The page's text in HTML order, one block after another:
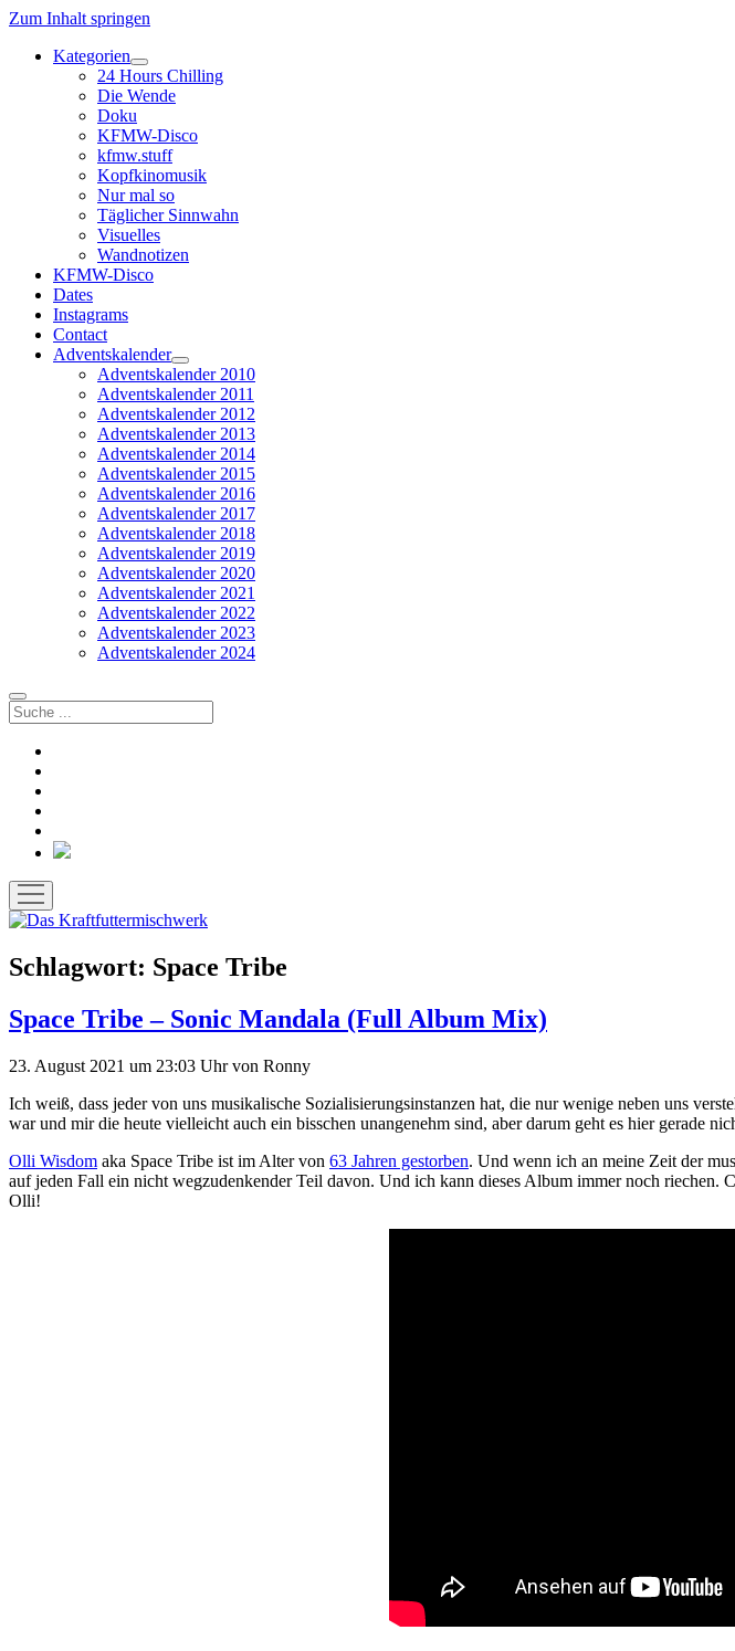
Zum Inhalt springen
Kategorien
Dropdown-
Menü
öffnen
24 Hours Chilling
Die Wende
Doku
KFMW-Disco
kfmw.stuff
Kopfkinomusik
Nur mal so
Täglicher Sinnwahn
Visuelles
Wandnotizen
KFMW-Disco
Dates
Instagrams
Contact
Adventskalender
Dropdown-
Menü
öffnen
Adventskalender 2010
Adventskalender 2011
Adventskalender 2012
Adventskalender 2013
Adventskalender 2014
Adventskalender 2015
Adventskalender 2016
Adventskalender 2017
Adventskalender 2018
Adventskalender 2019
Adventskalender 2020
Adventskalender 2021
Adventskalender 2022
Adventskalender 2023
Adventskalender 2024
Suchen
Bluesky
Menü
öffnen
Schlagwort: Space Tribe
Space Tribe – Sonic Mandala (Full Album Mix)
23. August 2021 um 23:03 Uhrvon Ronny
Ich weiß, dass jeder von uns musikalische Sozialisierungsinstanzen hat, die nur wenige neben uns
war und mir die heute vielleicht auch ein bisschen unangenehm sind, aber darum geht es hier gerade
Olli Wisdom aka Space Tribe ist im Alter von 63 Jahren gestorben. Und wenn ich an meine Zeit der
auf jeden Fall ein nicht wegzudenkender Teil davon. Und ich kann dieses Album immer noch riechen.
Olli!